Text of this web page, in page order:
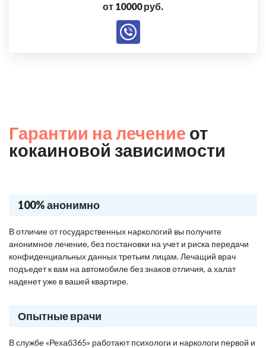
от 10000 руб.
Гарантии на лечение от
кокаиновой зависимости
100% анонимно
В отличие от государственных наркологий вы получите
анонимное лечение, без постановки на учет и риска передачи
конфиденциальных данных третьим лицам. Лечащий врач
подъедет к вам на автомобиле без знаков отличия, а халат
наденет уже в вашей квартире.
Опытные врачи
В службе «Рехаб365» работают психологи и наркологи первой и